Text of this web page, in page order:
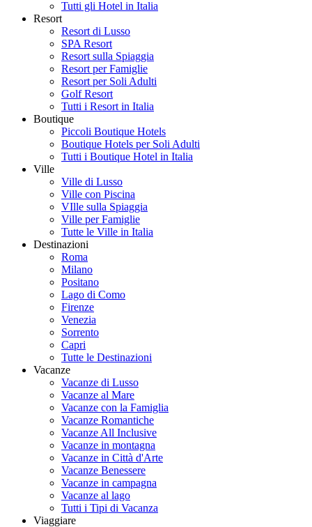
Tutti gli Hotel in Italia
Resort
Resort di Lusso
SPA Resort
Resort sulla Spiaggia
Resort per Famiglie
Resort per Soli Adulti
Golf Resort
Tutti i Resort in Italia
Boutique
Piccoli Boutique Hotels
Boutique Hotels per Soli Adulti
Tutti i Boutique Hotel in Italia
Ville
Ville di Lusso
Ville con Piscina
VIlle sulla Spiaggia
Ville per Famiglie
Tutte le Ville in Italia
Destinazioni
Roma
Milano
Positano
Lago di Como
Firenze
Venezia
Sorrento
Capri
Tutte le Destinazioni
Vacanze
Vacanze di Lusso
Vacanze al Mare
Vacanze con la Famiglia
Vacanze Romantiche
Vacanze All Inclusive
Vacanze in montagna
Vacanze in Città d'Arte
Vacanze Benessere
Vacanze in campagna
Vacanze al lago
Tutti i Tipi di Vacanza
Viaggiare